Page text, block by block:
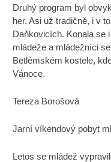
Druhý program byl
her. Asi už tradičně, i v
Daňkovicích. Konala se
mládeže a mládežníci
Betlémském kostele,
Vánoce.
Tereza Borošová
Jarní víkendový pobyt
Letos se mládež